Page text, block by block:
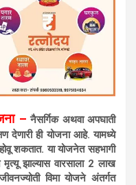
– नैसर्गिक अथवा अपघाती
देणारी ही योजना आहे. यामध्ये
शकतात. या योजनेत सहभागी
मृत्यू झाल्यास वारसाला 2 लाख
विमा योजने अंतर्गत